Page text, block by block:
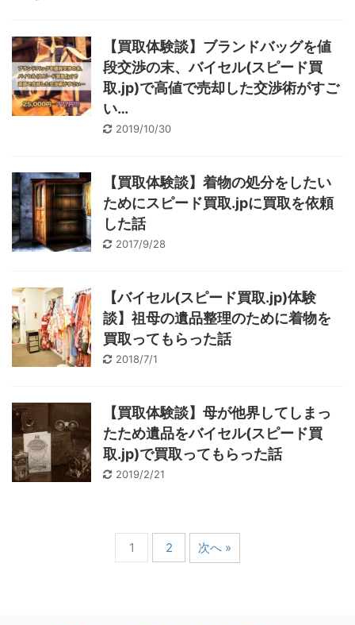
【買取体験談】ブランドバッグを値
段交渉の末、バイセル(スピード買
取.jp)で高値で売却した交渉術がすご
い…
2019/10/30
【買取体験談】着物の処分をしたい
ためにスピード買取.jpに買取を依頼
した話
2017/9/28
【バイセル(スピード買取.jp)体験
談】祖母の遺品整理のために着物を
買取ってもらった話
2018/7/1
【買取体験談】母が他界してしまっ
たため遺品をバイセル(スピード買
取.jp)で買取ってもらった話
2019/2/21
1 2 次へ »